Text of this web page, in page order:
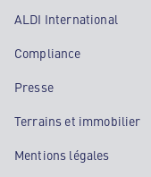
ALDI International
Compliance
Presse
Terrains et immobilier
Mentions légales